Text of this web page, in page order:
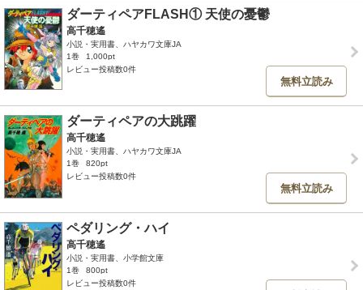
ダーティペアFLASH① 天使の憂鬱
高千穂遙
小説・実用書、ハヤカワ文庫JA
1巻
1,000pt
レビュー投稿数0件
無料立読み
ダーティペアの大跳躍
高千穂遙
小説・実用書、ハヤカワ文庫JA
1巻
820pt
レビュー投稿数0件
無料立読み
ペダリング・ハイ
高千穂遙
小説・実用書、小学館文庫
1巻
800pt
レビュー投稿数0件